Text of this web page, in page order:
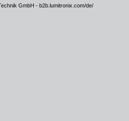
GmbH - b2b.lumitronix.com/de/